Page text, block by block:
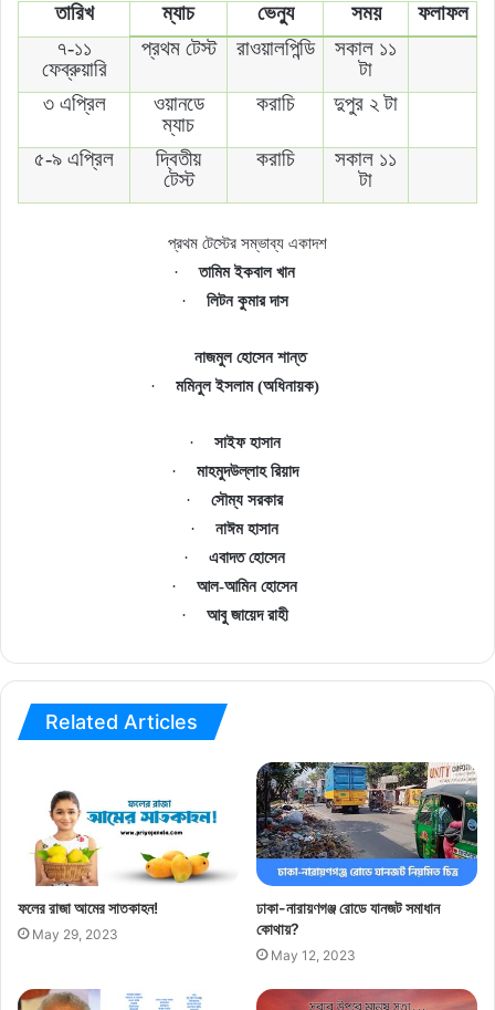
তারিখ ম্যাচ ভেন্যু সময়
ফলাফল
৭-১১
ফেব্রুয়ারি
প্রথম টেস্ট রাওয়ালপিন্ডি
সকাল ১১
টা
৩ এপ্রিল
ওয়ানডে
ম্যাচ
করাচি দুপুর ২ টা
৫-৯ এপ্রিল
দ্বিতীয়
টেস্ট
করাচি
সকাল ১১
টা
প্রথম টেস্টের সম্ভাব্য একাদশ
·
তামিম ইকবাল খান
·
লিটন কুমার দাস
নাজমুল হোসেন শান্ত
·
মমিনুল ইসলাম(অধিনায়ক)
· সাইফ হাসান
·
মাহমুদউল্লাহ রিয়াদ
·
সৌম্য সরকার
·
নাঈম হাসান
·
এবাদত হোসেন
·
আল-আমিন হোসেন
·
আবু জায়েদ রাহী
Related Articles
ফলের রাজা আমের সাতকাহন!
May 29, 2023
ঢাকা-নারায়ণগঞ্জ রোডে যানজট সমাধান
কোথায়?
May 12, 2023